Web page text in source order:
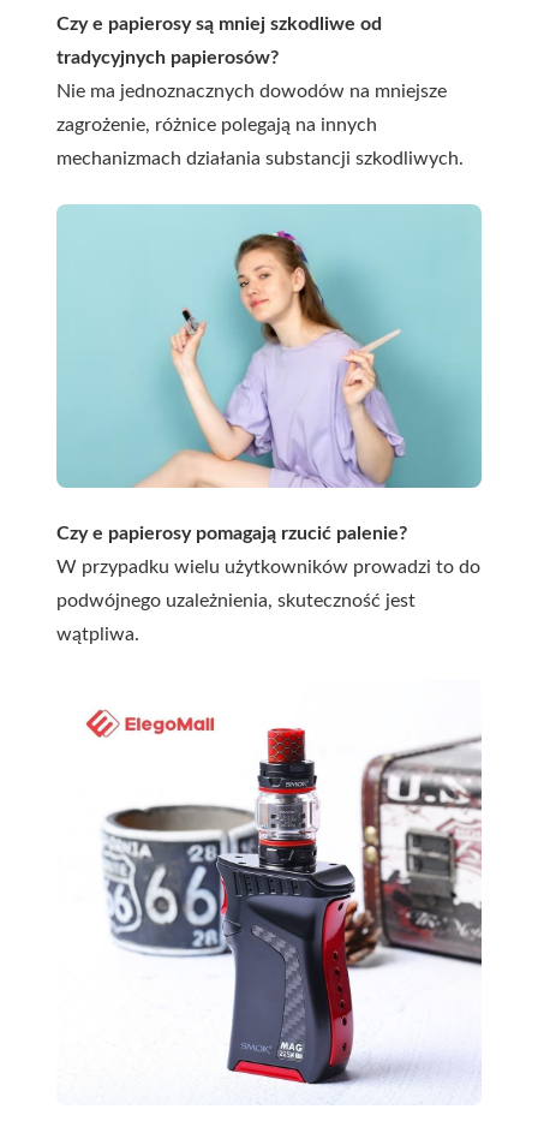
Czy e papierosy są mniej szkodliwe od
tradycyjnych papierosów?
Nie ma jednoznacznych dowodów na mniejsze
zagrożenie, różnice polegają na innych
mechanizmach działania substancji szkodliwych.
Czy e papierosy pomagają rzucić palenie?
W przypadku wielu użytkowników prowadzi to do
podwójnego uzależnienia, skuteczność jest
wątpliwa.